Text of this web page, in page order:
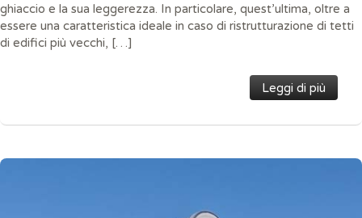
ghiaccio e la sua leggerezza. In particolare, quest’ultima, oltre a
essere una caratteristica ideale in caso di ristrutturazione di tetti
di edifici più vecchi, […]
Leggi di più